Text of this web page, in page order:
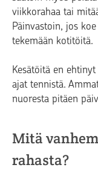
viikkorahaa tai
Päinvastoin, jos
tekemään kotitöitä.
Kesätöitä en
ajat tennistä.
nuoresta pitäen
Mitä
rahasta?